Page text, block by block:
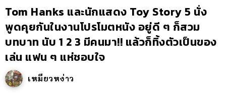
Tom Hanks และนักแสดง Toy Story 5 นั่ง
พูดคุยกันในงานโปรโมตหนัง อยู่ดี ๆ ก็สวม
บทบาท นับ 1 2 3 มีคนมา!! แล้วก็ทิ้งตัวเป็นของ
เล่น แฟน ๆ แห่ชอบใจ
เหมียวหง่าว